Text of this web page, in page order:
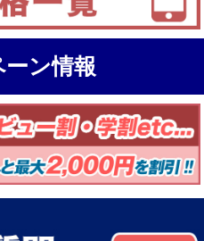
ン情報